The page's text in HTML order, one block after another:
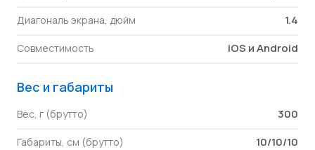
Диагональ экрана, дюйм 1.4
Совместимость iOS и Android
Вес и габариты
Вес, г (брутто) 300
Габариты, см (брутто) 10/10/10